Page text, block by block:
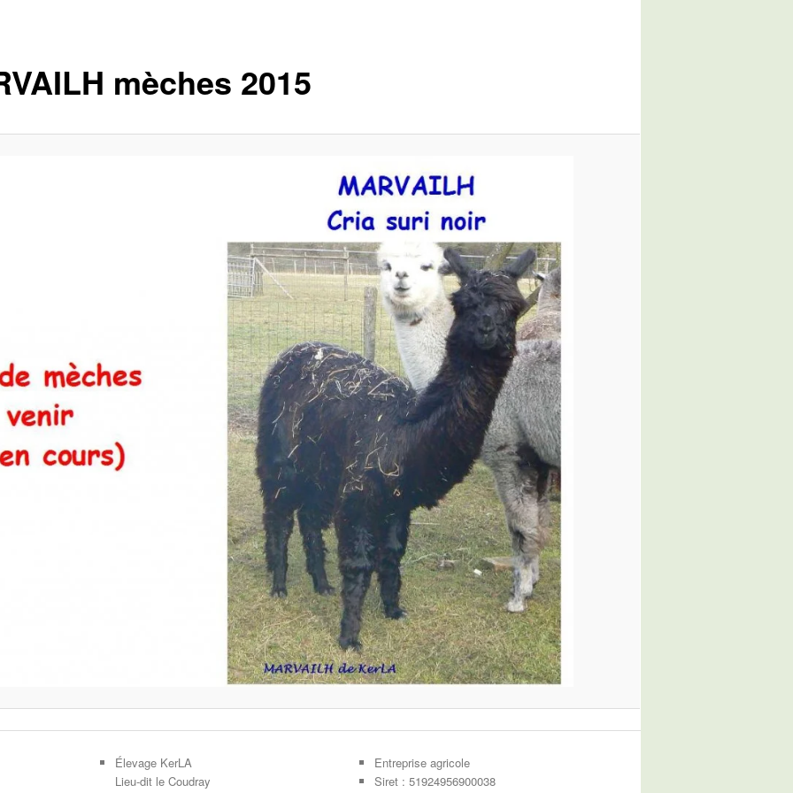
mèches 2015
Élevage KerLA
Lieu-dit le Coudray
Entreprise agricole
Siret : 51924956900038